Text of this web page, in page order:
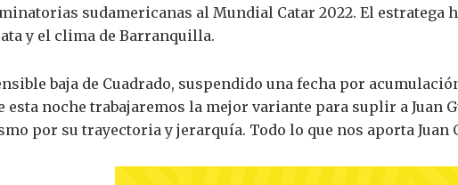
sudamericanas al Mundial Catar 2022. El estratega
y el clima de Barranquilla.
baja de Cuadrado, suspendido una fecha por
esta noche trabajaremos la mejor variante para suplir a Juan
por su trayectoria y jerarquía. Todo lo que nos aporta